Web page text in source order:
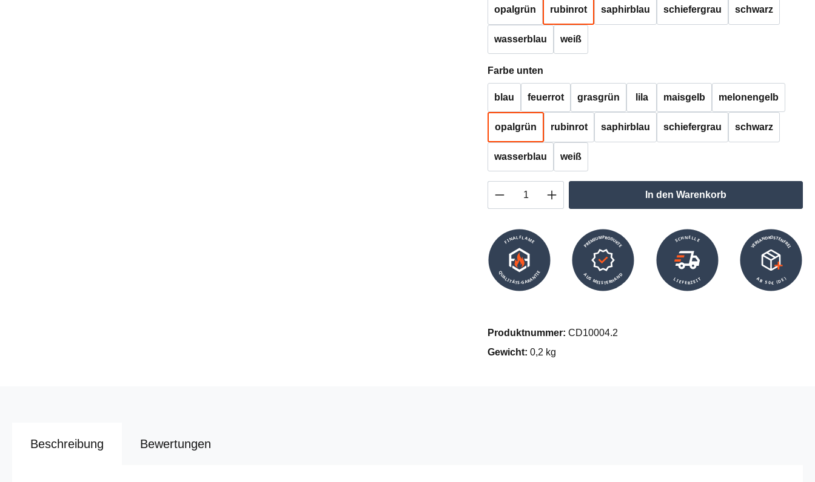
opalgrün rubinrot saphirblau schiefergrau schwarz
wasserblau weiß
Farbe unten
blau feuerrot grasgrün lila maisgelb melonengelb
opalgrün rubinrot saphirblau schiefergrau schwarz
wasserblau weiß
Produkt Anzahl: Gib den gewünschten Wert ein
In den Warenkorb
FINALFLAME
QUALITÄTS-GARANTIE
PREMIUMPRODUKTE
AUS MEISTERHAND
SCHNELLE
LIEFERZEIT
VERSANDKOSTENFREI
AB 50€ (DE)
Produktnummer: CD10004.2
Gewicht: 0,2 kg
Beschreibung Bewertungen